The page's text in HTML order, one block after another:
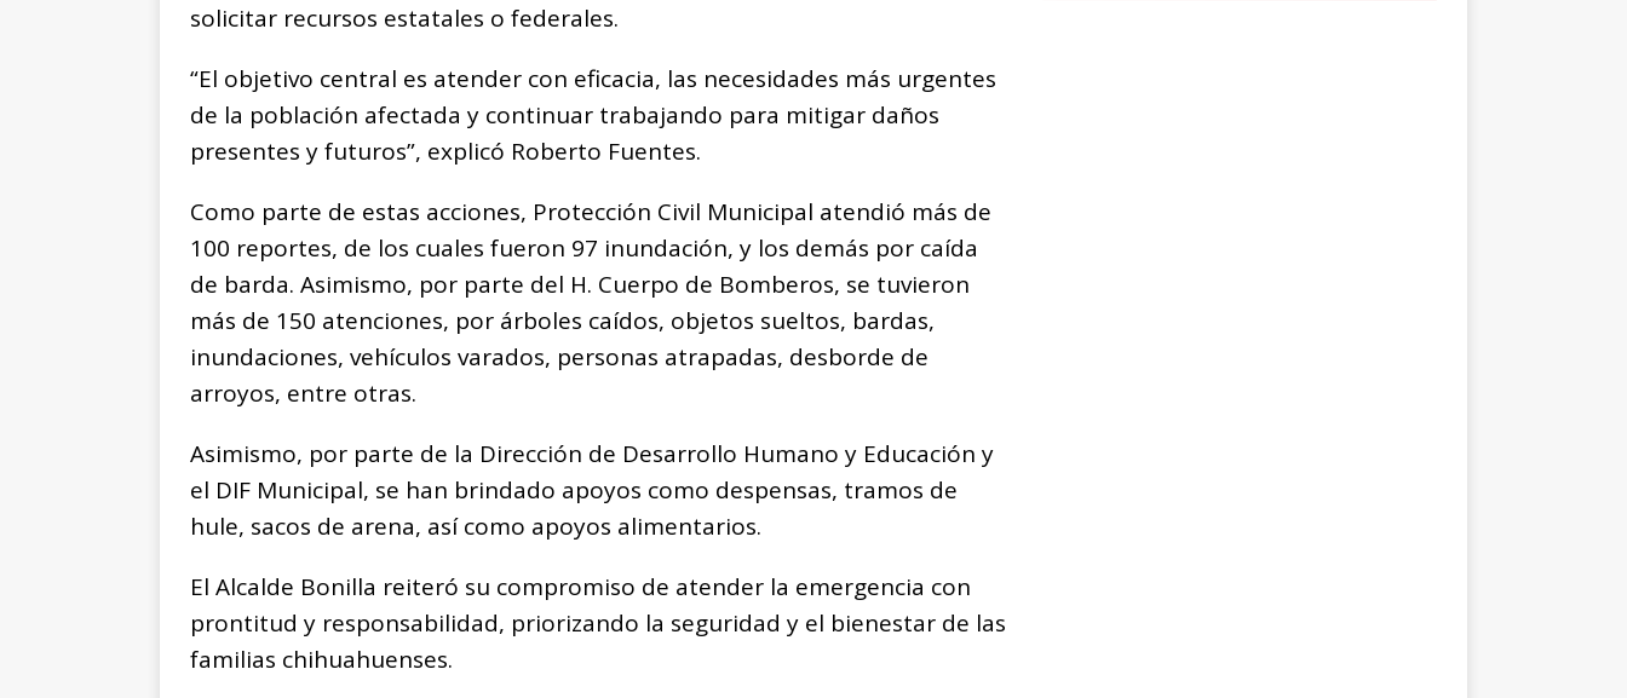
solicitar recursos estatales o federales.
“El objetivo central es atender con eficacia, las necesidades más urgentes
de la población afectada y continuar trabajando para mitigar daños
presentes y futuros”, explicó Roberto Fuentes.
Como parte de estas acciones, Protección Civil Municipal atendió más de
100 reportes, de los cuales fueron 97 inundación, y los demás por caída
de barda. Asimismo, por parte del H. Cuerpo de Bomberos, se tuvieron
más de 150 atenciones, por árboles caídos, objetos sueltos, bardas,
inundaciones, vehículos varados, personas atrapadas, desborde de
arroyos, entre otras.
Asimismo, por parte de la Dirección de Desarrollo Humano y Educación y
el DIF Municipal, se han brindado apoyos como despensas, tramos de
hule, sacos de arena, así como apoyos alimentarios.
El Alcalde Bonilla reiteró su compromiso de atender la emergencia con
prontitud y responsabilidad, priorizando la seguridad y el bienestar de las
familias chihuahuenses.